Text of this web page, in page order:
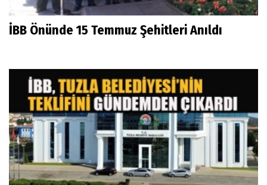
İBB Önünde 15 Temmuz Şehitleri Anıldı